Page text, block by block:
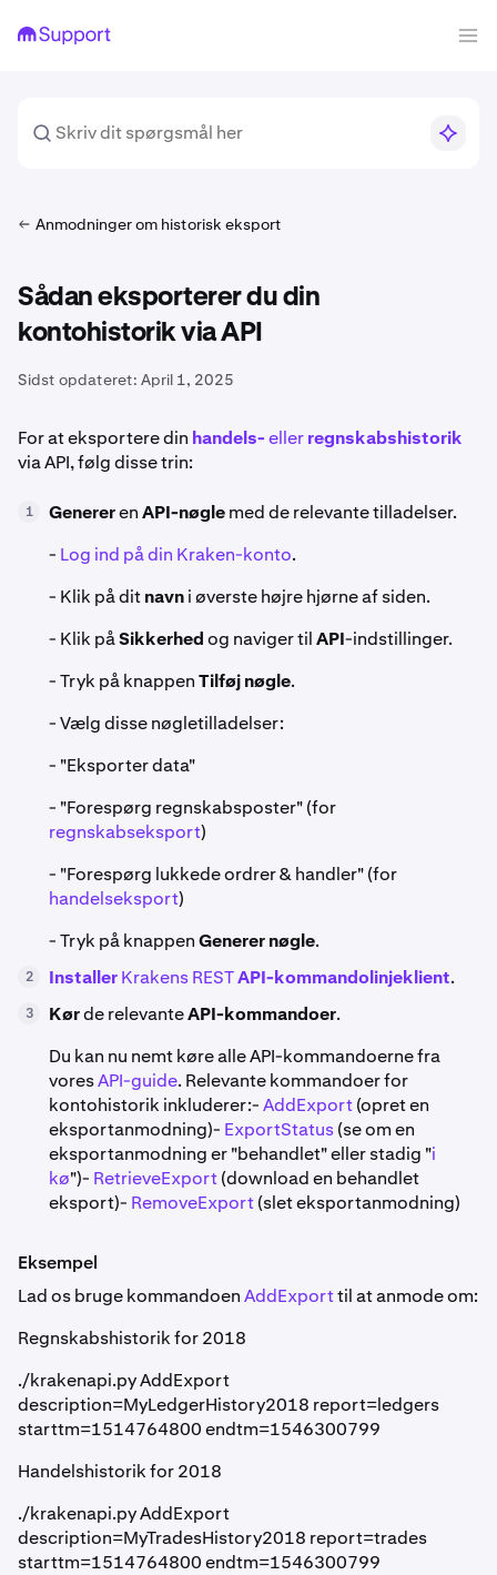
Anmodninger om historisk eksport
Sådan eksporterer du din
kontohistorik via API
Sidst opdateret: April 1, 2025
For at eksportere din handels-ellerregnskabshistorik
via API, følg disse trin:
1 GenererenAPI-nøglemed de relevante tilladelser.
- Log ind på din Kraken-konto.
- Klik på ditnavni øverste højre hjørne af siden.
- Klik påSikkerhedog naviger tilAPI-indstillinger.
- Tryk på knappenTilføj nøgle.
- Vælg disse nøgletilladelser:
- "Eksporter data"
- "Forespørg regnskabsposter" (for
regnskabseksport)
- "Forespørg lukkede ordrer & handler" (for
handelseksport)
- Tryk på knappenGenerer nøgle.
2 InstallerKrakens RESTAPI-kommandolinjeklient.
3 Kørde relevanteAPI-kommandoer.
Du kan nu nemt køre alle API-kommandoerne fra
voresAPI-guide. Relevante kommandoer for
kontohistorik inkluderer:-AddExport(opret en
eksportanmodning)- ExportStatus(se om en
eksportanmodning er "behandlet" eller stadig "i
kø")- RetrieveExport(download en behandlet
eksport)- RemoveExport(slet eksportanmodning)
Eksempel
Lad os bruge kommandoenAddExporttil at anmode om:
Regnskabshistorik for 2018
./krakenapi.py AddExport
description=MyLedgerHistory2018 report=ledgers
starttm=1514764800 endtm=1546300799
Handelshistorik for 2018
./krakenapi.py AddExport
description=MyTradesHistory2018 report=trades
starttm=1514764800 endtm=1546300799